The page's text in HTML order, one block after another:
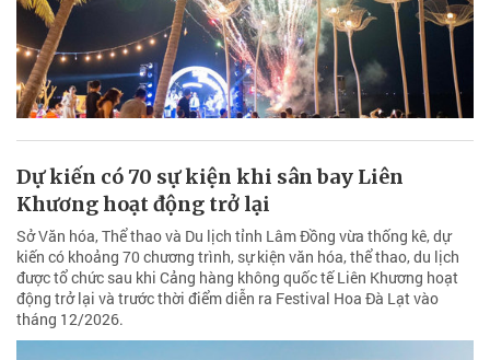
Dự kiến có 70 sự kiện khi sân bay Liên
Khương hoạt động trở lại
Sở Văn hóa, Thể thao và Du lịch tỉnh Lâm Đồng vừa thống kê, dự
kiến có khoảng 70 chương trình, sự kiện văn hóa, thể thao, du lịch
được tổ chức sau khi Cảng hàng không quốc tế Liên Khương hoạt
động trở lại và trước thời điểm diễn ra Festival Hoa Đà Lạt vào
tháng 12/2026.